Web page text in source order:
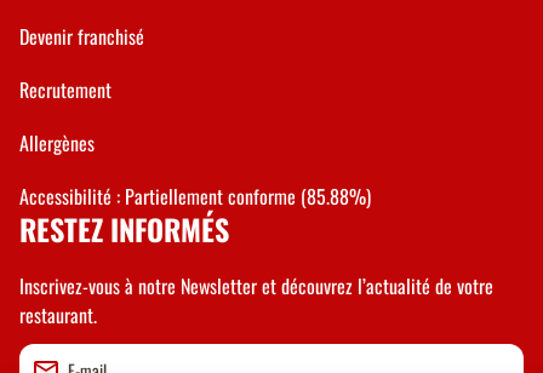
Devenir franchisé
Recrutement
Allergènes
Accessibilité : Partiellement conforme (85.88%)
RESTEZ INFORMÉS
Inscrivez-vous à notre Newsletter et découvrez l’actualité de votre
restaurant.